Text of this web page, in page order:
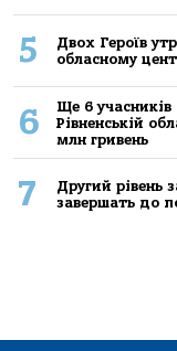
5
Двох Героїв
обласному
6
Ще 6
Рівненській
млн гривень
7
Другий рівень
завершать до